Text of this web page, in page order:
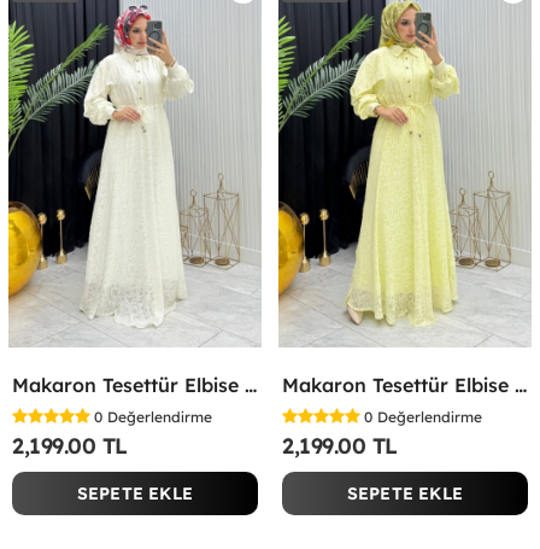
Makaron Tesettür Elbise Beyaz Beyaz
0 Değerlendirme
2,199.00 TL
SEPETE EKLE
Makaron Tesettür Elbise Sarı Sarı
0 Değerlendirme
2,199.00 TL
SEPETE EKLE